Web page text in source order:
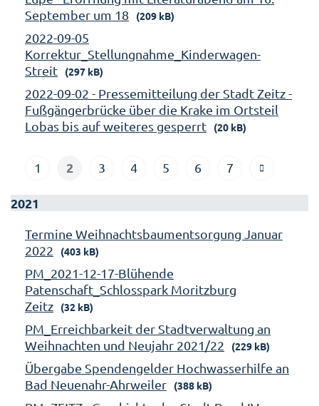
September um 18
(209 kB)
2022-09-05
Korrektur_Stellungnahme_Kinderwagen-
Streit
(297 kB)
2022-09-02 - Pressemitteilung der Stadt Zeitz -
Fußgängerbrücke über die Krake im Ortsteil
Lobas bis auf weiteres gesperrt
(20 kB)
1 2 3 4 5 6 7
2021
Termine Weihnachtsbaumentsorgung Januar
2022
(403 kB)
PM_2021-12-17-Blühende
Patenschaft_Schlosspark Moritzburg
Zeitz
(32 kB)
PM_Erreichbarkeit der Stadtverwaltung an
Weihnachten und Neujahr 2021/22
(229 kB)
Übergabe Spendengelder Hochwasserhilfe an
Bad Neuenahr-Ahrweiler
(388 kB)